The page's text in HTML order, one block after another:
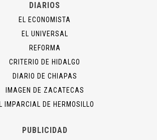
DIARIOS
EL ECONOMISTA
EL UNIVERSAL
REFORMA
CRITERIO DE HIDALGO
DIARIO DE CHIAPAS
IMAGEN DE ZACATECAS
IMPARCIAL DE HERMOSILLO
PUBLICIDAD